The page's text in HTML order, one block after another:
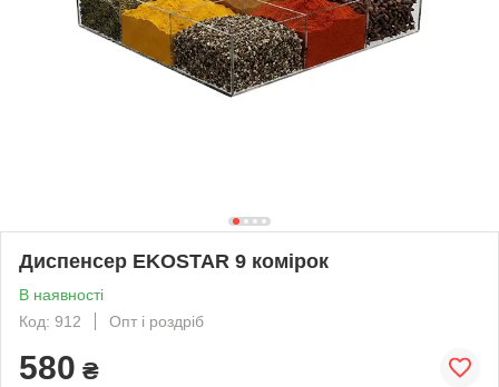
Диспенсер EKOSTAR 9 комірок
В наявності
Код: 912
Опт і роздріб
580 ₴